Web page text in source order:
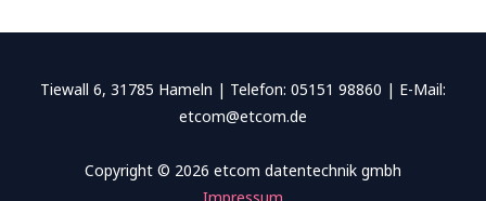
Tiewall 6, 31785 Hameln | Telefon: 05151 98860 | E-Mail:
etcom@etcom.de
Copyright © 2026 etcom datentechnik gmbh